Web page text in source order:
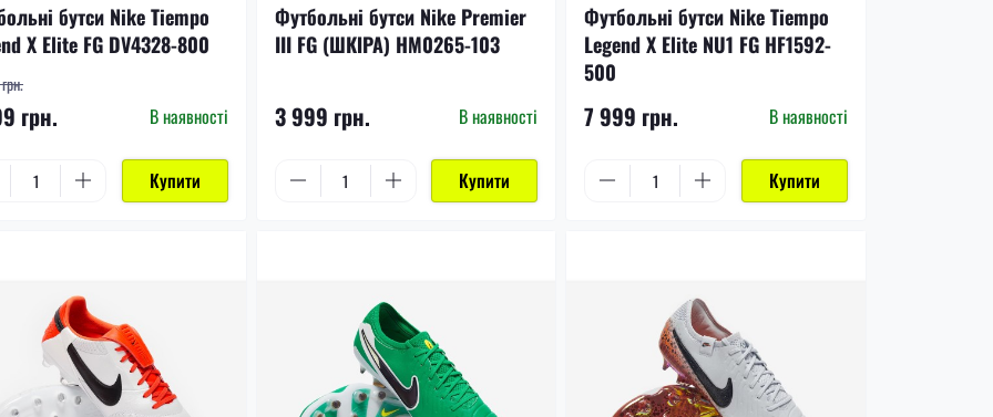
бутси Nike Tiempo
X Elite FG DV4328-800
грн. В наявності
Купити
Футбольні бутси Nike Premier
III FG (ШКІРА) HM0265-103
3 999 грн. В наявності
Купити
Футбольні бутси Nike Tiempo
Legend X Elite NU1 FG HF1592-
500
7 999 грн. В наявності
Купити